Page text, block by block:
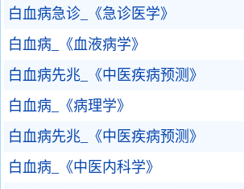
白血病急诊_《急诊医学》
白血病_《血液病学》
白血病先兆_《中医疾病预测》
白血病_《病理学》
白血病先兆_《中医疾病预测》
白血病_《中医内科学》